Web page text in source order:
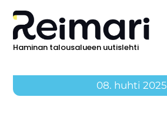
Haminan talousalueen uutislehti
08. huhti 2025